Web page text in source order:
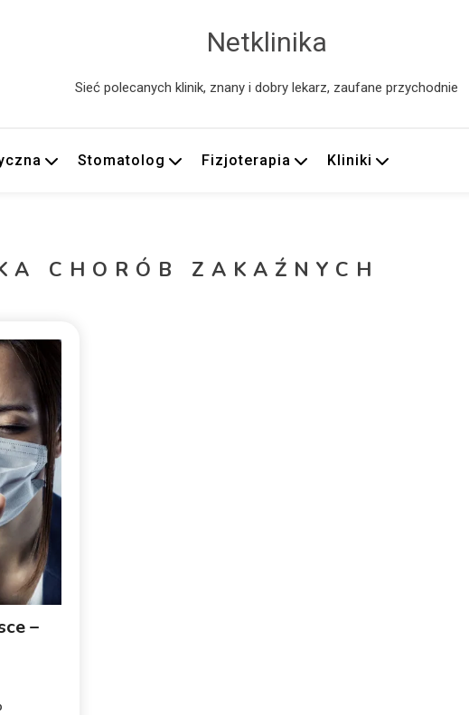
Netklinika
Sieć polecanych klinik, znany i dobry lekarz, zaufane przychodnie
Stomatolog Fizjoterapia Kliniki
CHORÓB ZAKAŹNYCH
–